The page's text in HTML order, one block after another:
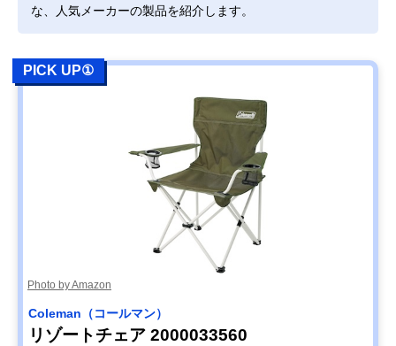
な、人気メーカーの製品を紹介します。
PICK UP①
Photo by Amazon
Coleman（コールマン）
リゾートチェア 2000033560